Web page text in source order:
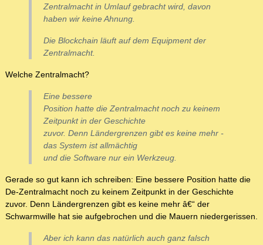
Zentralmacht in Umlauf gebracht wird, davon
haben wir keine Ahnung.
Die Blockchain läuft auf dem Equipment der
Zentralmacht.
Welche Zentralmacht?
Eine bessere
Position hatte die Zentralmacht noch zu keinem
Zeitpunkt in der Geschichte
zuvor. Denn Ländergrenzen gibt es keine mehr -
das System ist allmächtig
und die Software nur ein Werkzeug.
Gerade so gut kann ich schreiben: Eine bessere Position hatte die
De-Zentralmacht noch zu keinem Zeitpunkt in der Geschichte
zuvor. Denn Ländergrenzen gibt es keine mehr â€“ der
Schwarmwille hat sie aufgebrochen und die Mauern niedergerissen.
Aber ich kann das natürlich auch ganz falsch